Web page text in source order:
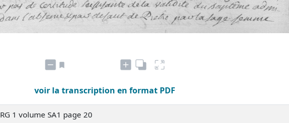
voir la transcription en format PDF
RG 1 volume SA1 page 20